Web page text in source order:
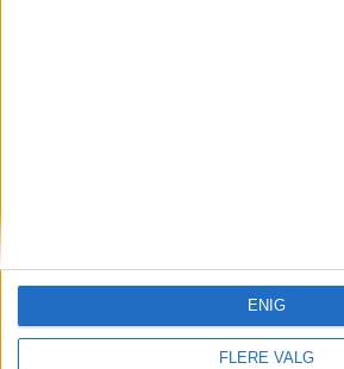
FLERE VALG
ENIG
Redaktør, Vegard Velle
redaktor@vartoslo.no,tlf: